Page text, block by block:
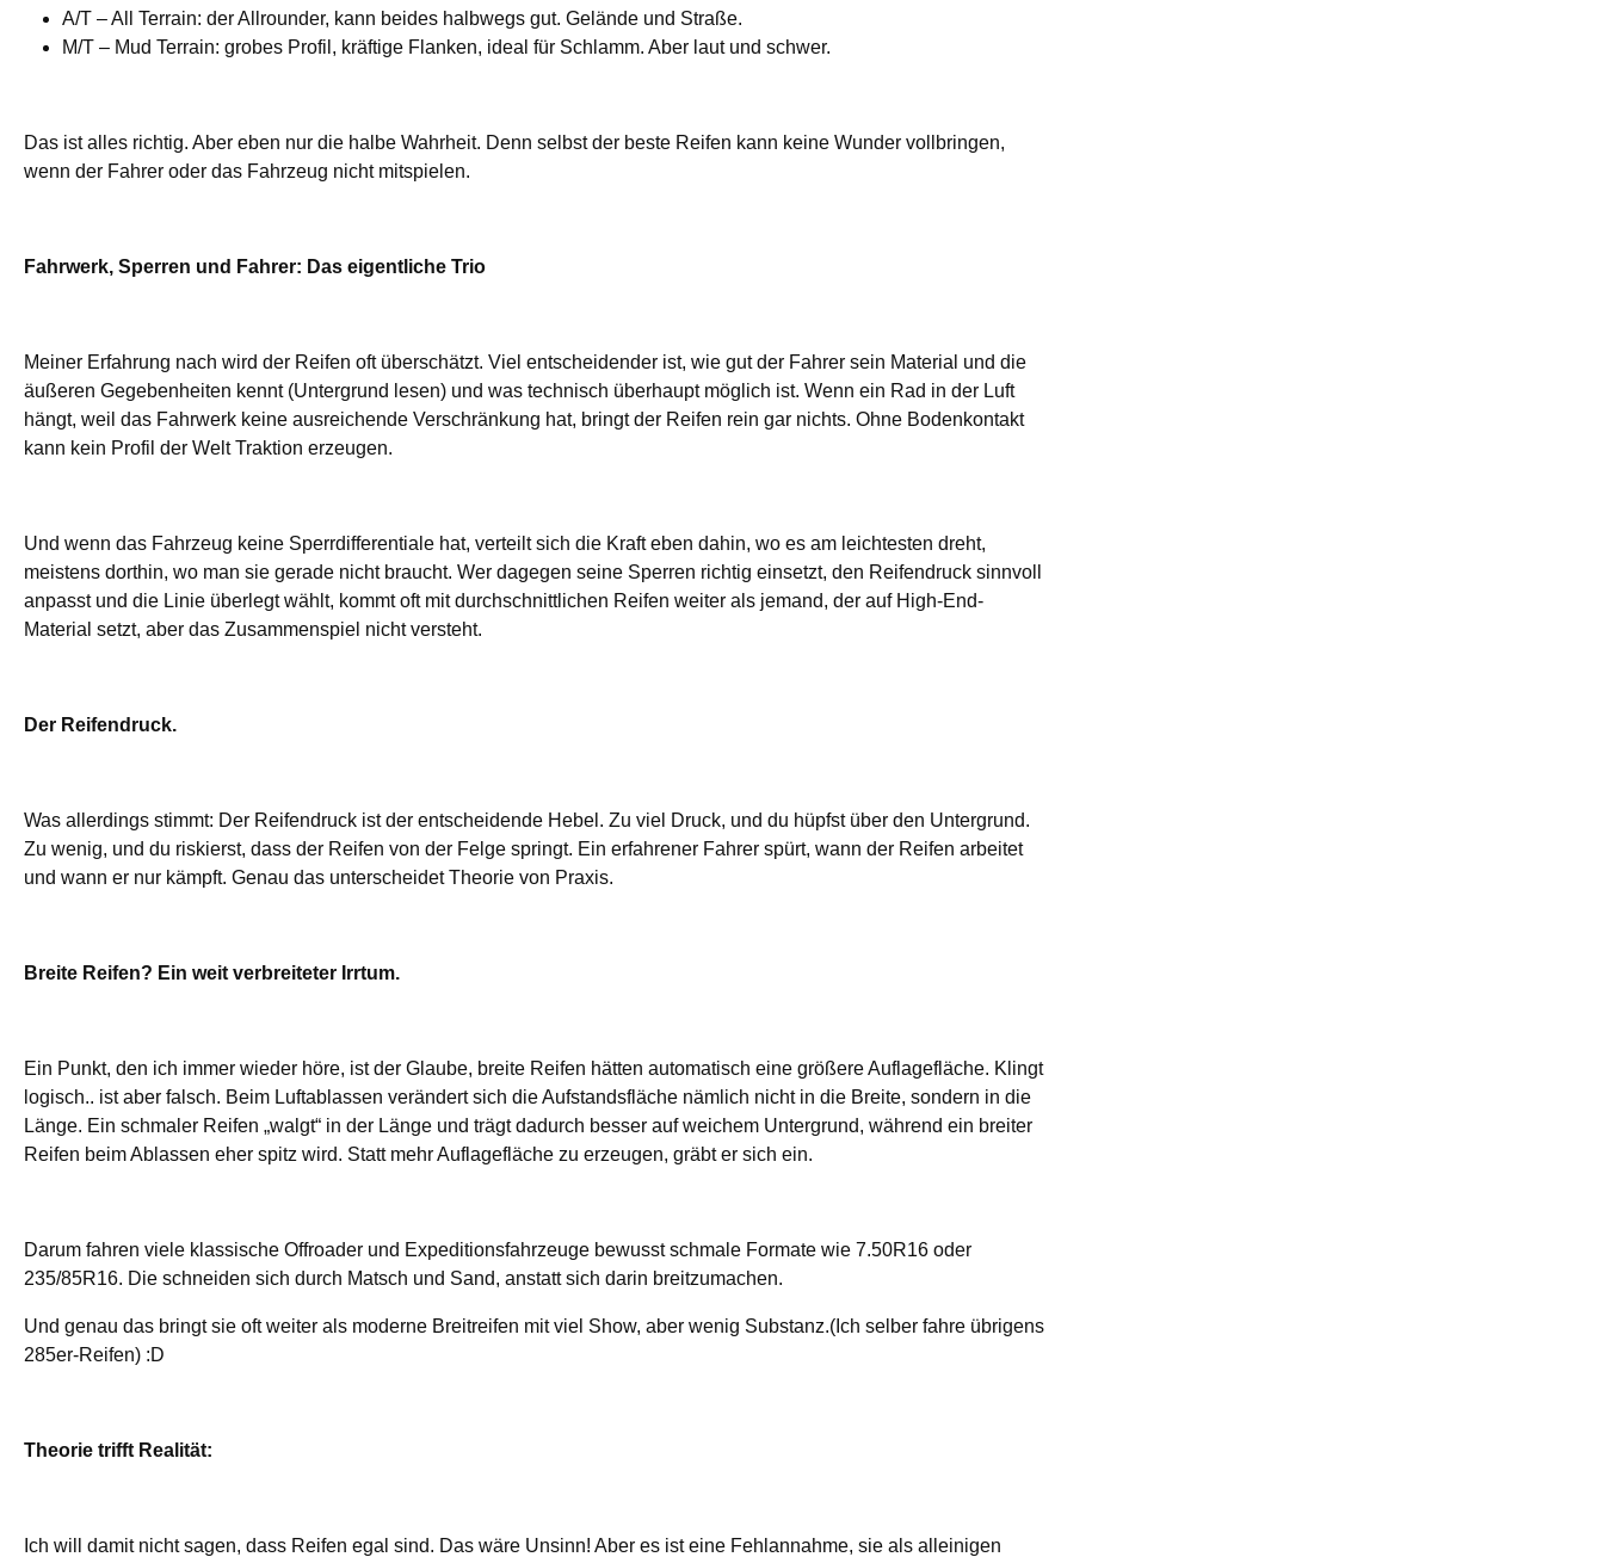
A/T – All Terrain: der Allrounder, kann beides halbwegs gut. Gelände und Straße.
M/T – Mud Terrain: grobes Profil, kräftige Flanken, ideal für Schlamm. Aber laut und schwer.
Das ist alles richtig. Aber eben nur die halbe Wahrheit. Denn selbst der beste Reifen kann keine Wunder vollbringen,
wenn der Fahrer oder das Fahrzeug nicht mitspielen.
Fahrwerk, Sperren und Fahrer: Das eigentliche Trio
Meiner Erfahrung nach wird der Reifen oft überschätzt. Viel entscheidender ist, wie gut der Fahrer sein Material und die
äußeren Gegebenheiten kennt (Untergrund lesen) und was technisch überhaupt möglich ist. Wenn ein Rad in der Luft
hängt, weil das Fahrwerk keine ausreichende Verschränkung hat, bringt der Reifen rein gar nichts. Ohne Bodenkontakt
kann kein Profil der Welt Traktion erzeugen.
Und wenn das Fahrzeug keine Sperrdifferentiale hat, verteilt sich die Kraft eben dahin, wo es am leichtesten dreht,
meistens dorthin, wo man sie gerade nicht braucht. Wer dagegen seine Sperren richtig einsetzt, den Reifendruck sinnvoll
anpasst und die Linie überlegt wählt, kommt oft mit durchschnittlichen Reifen weiter als jemand, der auf High-End-
Material setzt, aber das Zusammenspiel nicht versteht.
Der Reifendruck.
Was allerdings stimmt: Der Reifendruck ist der entscheidende Hebel. Zu viel Druck, und du hüpfst über den Untergrund.
Zu wenig, und du riskierst, dass der Reifen von der Felge springt. Ein erfahrener Fahrer spürt, wann der Reifen arbeitet
und wann er nur kämpft. Genau das unterscheidet Theorie von Praxis.
Breite Reifen? Ein weit verbreiteter Irrtum.
Ein Punkt, den ich immer wieder höre, ist der Glaube, breite Reifen hätten automatisch eine größere Auflagefläche. Klingt
logisch.. ist aber falsch. Beim Luftablassen verändert sich die Aufstandsfläche nämlich nicht in die Breite, sondern in die
Länge. Ein schmaler Reifen „walgt“ in der Länge und trägt dadurch besser auf weichem Untergrund, während ein breiter
Reifen beim Ablassen eher spitz wird. Statt mehr Auflagefläche zu erzeugen, gräbt er sich ein.
Darum fahren viele klassische Offroader und Expeditionsfahrzeuge bewusst schmale Formate wie 7.50R16 oder
235/85R16. Die schneiden sich durch Matsch und Sand, anstatt sich darin breitzumachen.
Und genau das bringt sie oft weiter als moderne Breitreifen mit viel Show, aber wenig Substanz.(Ich selber fahre übrigens
285er-Reifen) :D
Theorie trifft Realität:
Ich will damit nicht sagen, dass Reifen egal sind. Das wäre Unsinn! Aber es ist eine Fehlannahme, sie als alleinigen